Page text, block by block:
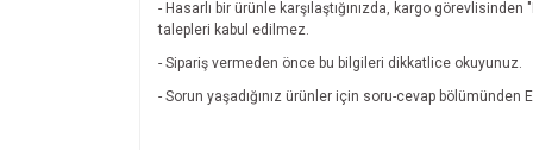
- Hasarlı bir ürünle karşılaştığınızda, kargo
talepleri kabul edilmez.
- Sipariş vermeden önce bu bilgileri dikkatlice okuyunuz.
- Sorun yaşadığınız ürünler için soru-cevap